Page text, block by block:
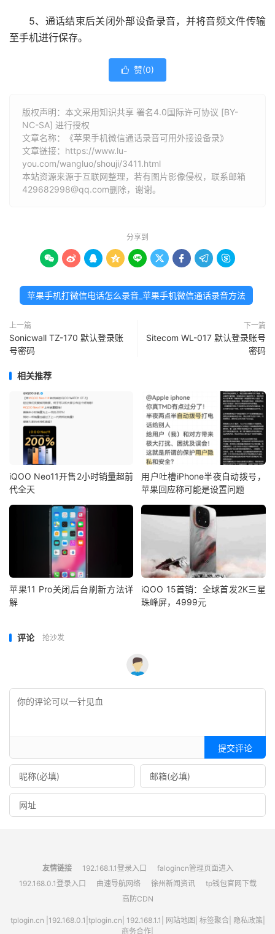
5、通话结束后关闭外部设备录音，并将音频文件传输
至手机进行保存。
 赞(0)
版权声明：本文采用知识共享 署名4.0国际许可协议 [BY-
NC-SA] 进行授权
文章名称：《苹果手机微信通话录音可用外接设备录》
文章链接： https://www.lu-
you.com/wangluo/shouji/3411.html
本站资源来源于互联网整理，若有图片影像侵权，联系邮箱
429682998@qq.com删除，谢谢。
分享到
        
苹果手机打微信电话怎么录音_苹果手机微信通话录音方法
上一篇
Sonicwall TZ-170 默认登录账
号密码
下一篇
Sitecom WL-017 默认登录账号
密码
相关推荐
iQOO Neo11开售2小时销量超前
代全天
用户吐槽iPhone半夜自动拨号，
苹果回应称可能是设置问题
苹果11 Pro关闭后台刷新方法详
解
iQOO 15首销：全球首发2K三星
珠峰屏，4999元
评论 抢沙发
提交评论
友情链接 192.168.1.1登录入口
falogincn管理页面进入
192.168.0.1登录入口
曲速导航网络 徐州新闻资讯
tp钱包官网下载
高防CDN
tplogin.cn 192.168.0.1 tplogin.cn 192.168.1.1 网站地图 标签聚合| 隐私政策
商务合作|